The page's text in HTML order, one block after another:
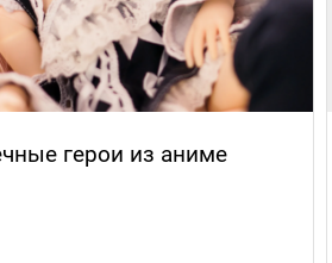
герои из аниме